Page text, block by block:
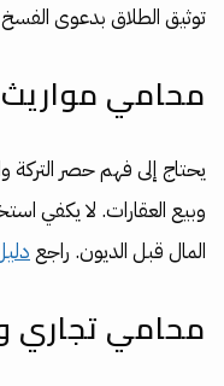
توثيق الطلاق بدعوى
محامي مواريث
يحتاج إلى فهم حصر التركة
وبيع العقارات. لا يكفي
المال قبل الديون. راجع
محامي تجاري